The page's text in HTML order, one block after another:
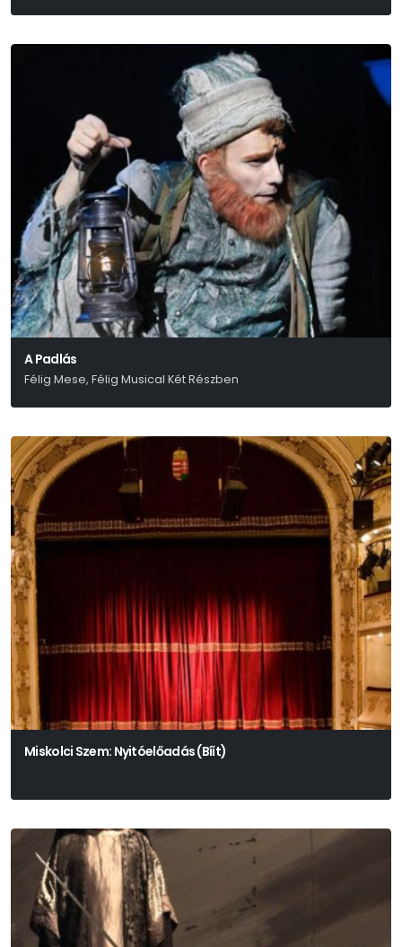
A Padlás
Félig Mese, Félig Musical Két Részben
Miskolci Szem: Nyitóelőadás (Bíít)